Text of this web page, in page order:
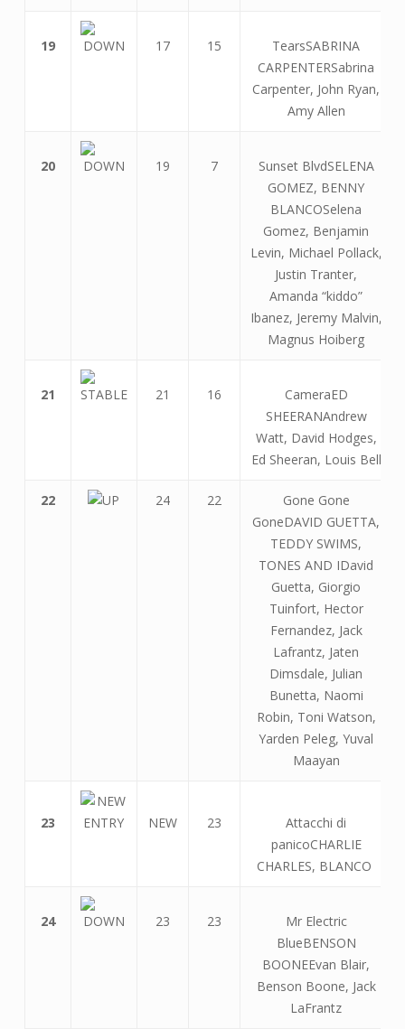
19 17 15
TearsSABRINA
CARPENTERSabrina
Carpenter, John Ryan,
Amy Allen
20 19 7
Sunset BlvdSELENA
GOMEZ, BENNY
BLANCOSelena
Gomez, Benjamin
Levin, Michael Pollack,
Justin Tranter,
Amanda “kiddo”
Ibanez, Jeremy Malvin,
Magnus Hoiberg
21 21 16
CameraED
SHEERANAndrew
Watt, David Hodges,
Ed Sheeran, Louis Bell
22 24 22
Gone Gone
GoneDAVID GUETTA,
TEDDY SWIMS,
TONES AND IDavid
Guetta, Giorgio
Tuinfort, Hector
Fernandez, Jack
Lafrantz, Jaten
Dimsdale, Julian
Bunetta, Naomi
Robin, Toni Watson,
Yarden Peleg, Yuval
Maayan
23 NEW 23
Attacchi di
panicoCHARLIE
CHARLES, BLANCO
24 23 23
Mr Electric
BlueBENSON
BOONEEvan Blair,
Benson Boone, Jack
LaFrantz